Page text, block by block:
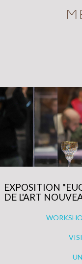
EXPOSITION
DE L'ART